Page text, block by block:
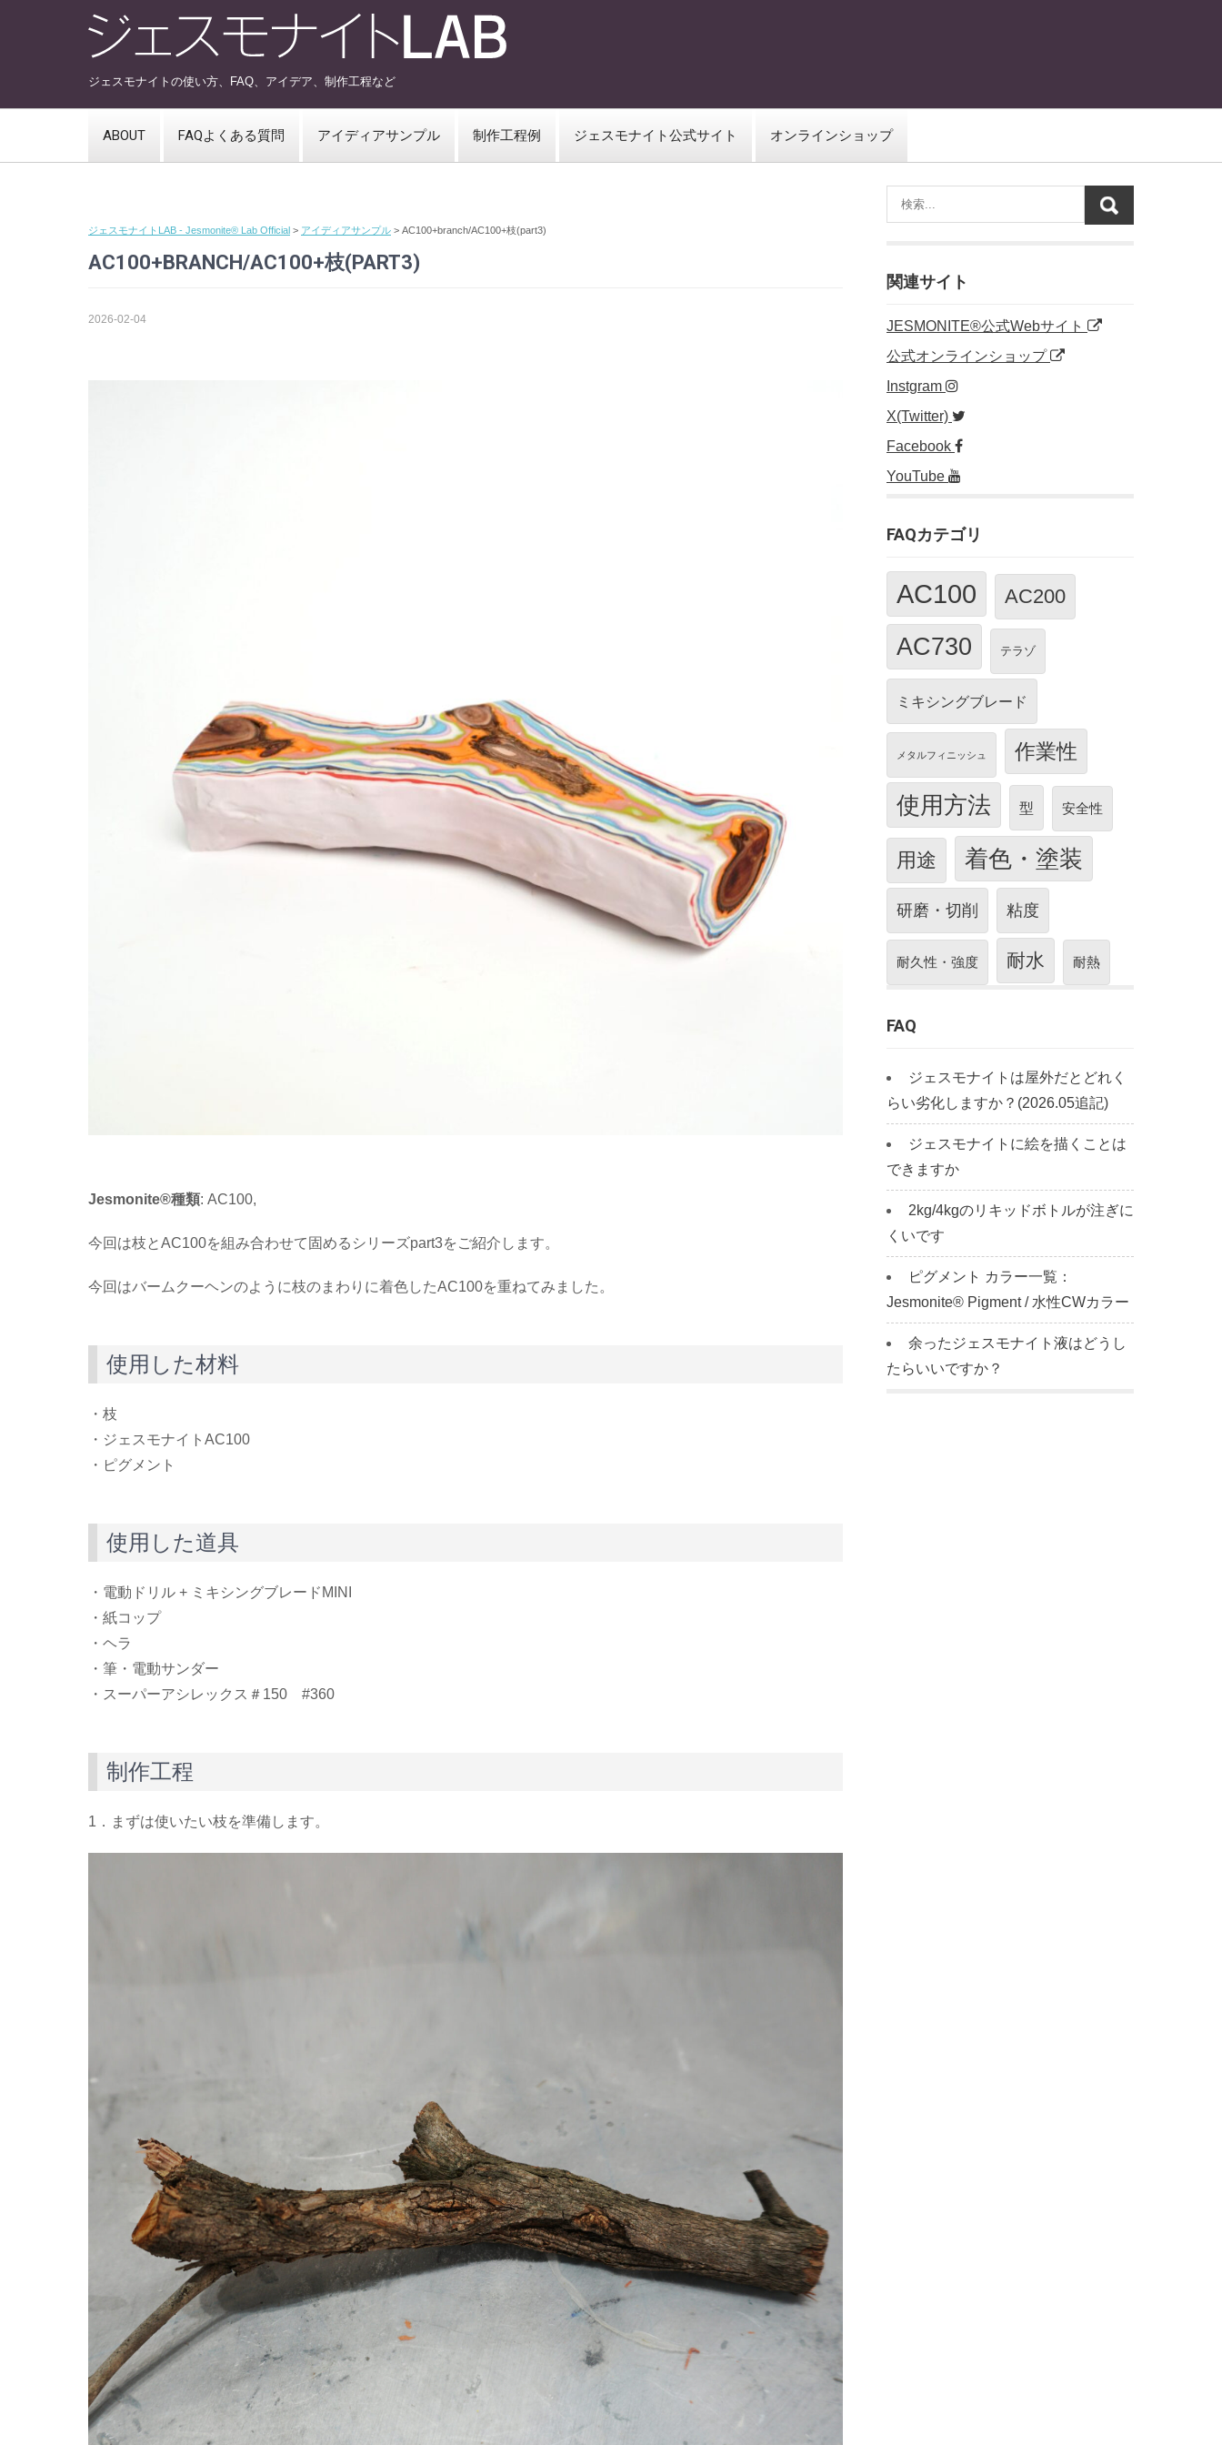
ジェスモナイトの使い方、FAQ、アイデア、制作工程など
ABOUT FAQよくある質問 アイディアサンプル 制作工程例 ジェスモナイト公式サイト オンラインショップ
ジェスモナイトLAB - Jesmonite® Lab Official > アイディアサンプル > AC100+branch/AC100+枝(part3)
AC100+BRANCH/AC100+枝(PART3)
2026-02-04
Jesmonite®種類: AC100,
今回は枝とAC100を組み合わせて固めるシリーズpart3をご紹介します。
今回はバームクーヘンのように枝のまわりに着色したAC100を重ねてみました。
使用した材料
・枝
・ジェスモナイトAC100
・ピグメント
使用した道具
・電動ドリル + ミキシングブレードMINI
・紙コップ
・ヘラ
・筆・電動サンダー
・スーパーアシレックス＃150 #360
制作工程
1．まずは使いたい枝を準備します。
関連サイト
JESMONITE®公式Webサイト
公式オンラインショップ
Instgram
X(Twitter)
Facebook
YouTube
FAQカテゴリ
AC100 AC200
AC730 テラゾ
ミキシングブレード
メタルフィニッシュ 作業性
使用方法 型 安全性
用途 着色・塗装
研磨・切削 粘度
耐久性・強度 耐水 耐熱
FAQ
ジェスモナイトは屋外だとどれく
らい劣化しますか？(2026.05追記)
ジェスモナイトに絵を描くことは
できますか
2kg/4kgのリキッドボトルが注ぎに
くいです
ピグメント カラー一覧：
Jesmonite® Pigment / 水性CWカラー
余ったジェスモナイト液はどうし
たらいいですか？